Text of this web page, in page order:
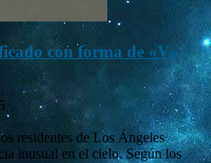
con forma de «V»
residentes de Los Ángeles
inusual en el cielo. Según los